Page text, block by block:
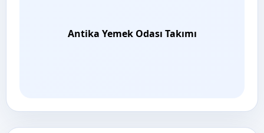
Antika Yemek Odası Takımı